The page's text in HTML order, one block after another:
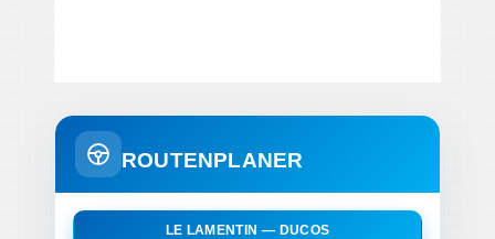
ROUTENPLANER
LE LAMENTIN — DUCOS